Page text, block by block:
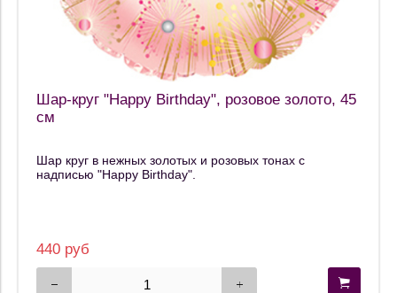
Шар-круг "Happy Birthday", розовое золото, 45
см
Шар круг в нежных золотых и розовых тонах с
надписью "Happy Birthday".
440 руб